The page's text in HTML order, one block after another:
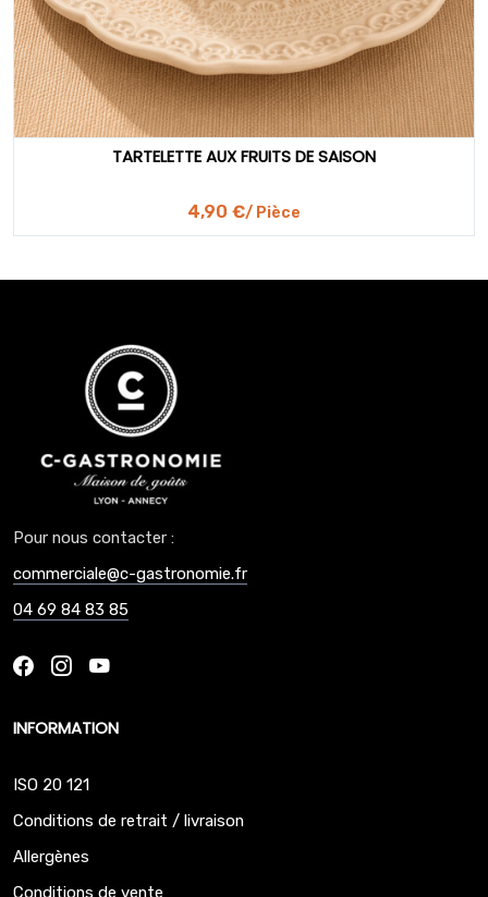
TARTELETTE AUX FRUITS DE SAISON
4,90 €/ Pièce
Pour nous contacter :
commerciale@c-gastronomie.fr
04 69 84 83 85
INFORMATION
ISO 20 121
Conditions de retrait / livraison
Allergènes
Conditions de vente